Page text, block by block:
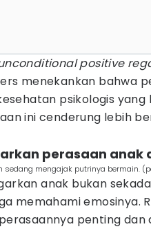
positive
menekankan bahwa
psikologis
ini cenderung lebih
perasaan anak
sedang mengajak putrinya bermain.
anak bukan
memahami emosinya.
penting dan